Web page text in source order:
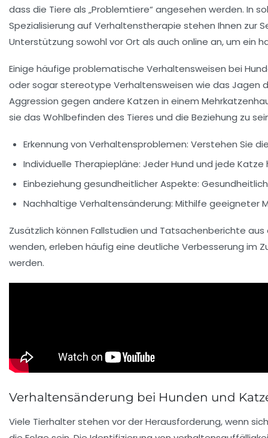
dass die Tiere als „Problemtiere“ angesehen werden. In
Spezialisierung auf Verhaltenstherapie stehen Ihnen zur
Unterstützung sowohl vor Ort als auch online an, um ein
Einige häufige problematische Verhaltensweisen bei
oder sogar stereotype Verhaltensweisen wie das Jagen
Aggression gegen andere Katzen in einem
sie das Wohlbefinden des Tieres und die Beziehung zu
Erkennung von Verhaltensproblemen: Verstehen Sie
Individuelle Therapiepläne: Jeder Hund und jede
Einbeziehung gesundheitlicher Aspekte:
Nachhaltige Verhaltensänderung: Mithilfe geeigneter
Zusätzlich können Fallstudien und Tatsachenberichte aus
wenden, erleben häufig eine deutliche Verbesserung im
werden.
Verhaltensänderung bei Hunden und
Viele Tierhalter stehen vor der Herausforderung, wenn